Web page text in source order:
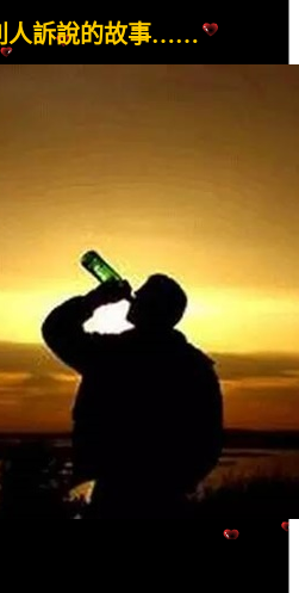
人訴說的故事……